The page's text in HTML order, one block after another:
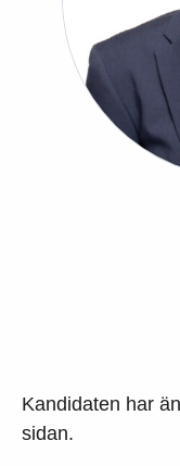
Kandidaten har
sidan.